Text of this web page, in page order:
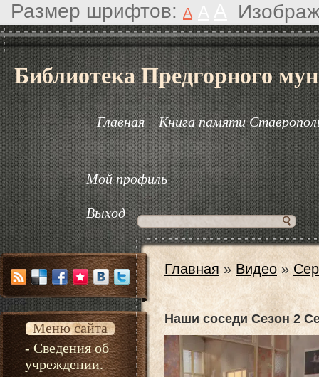
Размер шрифтов: A
Библиотека Предгорного
Главная Книга памяти
Мой профиль
Выход
Меню сайта
- Сведения об
учреждении.
Главная »Видео »
Наши соседи Сезон 2